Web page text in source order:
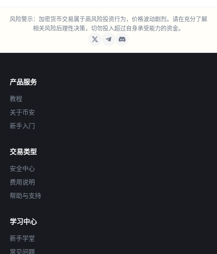
风险警示：加密货币交易属于高风险投资行为，价格波动剧烈。请在充分了解
相关风险后理性决策，切勿投入超过自身承受能力的资金。
产品服务
教程
关于币安
新手入门
交易类型
安全中心
费用说明
帮助与支持
学习中心
新手学堂
常见问题